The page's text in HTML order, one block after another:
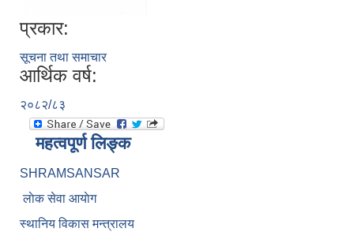
प्रकार:
सूचना तथा समाचार
आर्थिक वर्ष:
२०८२/८३
महत्वपूर्ण लिङ्क
SHRAMSANSAR
लाेक सेवा आयाेग
स्थानिय विकास मन्त्रालय